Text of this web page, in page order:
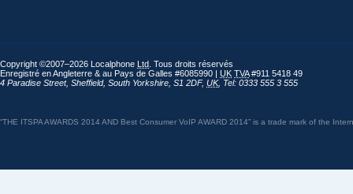
Copyright ©2007–2026 Localphone Ltd . Tous droits réservés
Enregistré en Angleterre & au Pays de Galles #6085990 | UK TVA#911 5418 49
4 Paradise Street, Sheffield, South Yorkshire S1 2DF, UK, Tel: 0333 555 3 555
“THE ITSPA AWARDS 2014 AND Best Consumer VoIP AWARD 2014” is a trade mark of the